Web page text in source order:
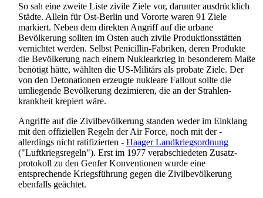
So sah eine zweite Liste zivile Ziele vor, darunter ausdrücklich
Städte. Allein für Ost-Berlin und Vororte waren 91 Ziele
markiert. Neben dem direkten Angriff auf die urbane
Bevölkerung sollten im Osten auch zivile Produktions­stätten
vernichtet werden. Selbst Penicillin-Fabriken, deren Produkte
die Bevölkerung nach einem Nuklearkrieg in besonderem Maße
benötigt hätte, wählten die US-Militärs als probate Ziele. Der
von den Detonationen erzeugte nukleare Fallout sollte die
umliegende Bevölkerung dezimieren, die an der Strahlen­
krankheit krepiert wäre.
Angriffe auf die Zivil­bevölkerung standen weder im Einklang
mit den offiziellen Regeln der Air Force, noch mit der -
allerdings nicht ratifizierten - Haager Landkriegsordnung
("Luftkriegs­regeln"). Erst im 1977 verabschiedeten Zusatz­
protokoll zu den Genfer Konventionen wurde eine
entsprechende Kriegs­führung gegen die Zivil­bevölkerung
ebenfalls geächtet.